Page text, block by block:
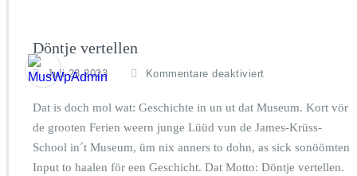
Döntje vertellen
Juli 23,2023 Kommentare deaktiviert
r
n
t
Dat is doch mol wat: Geschichte in un ut dat Museum. Kort vör
de grooten Ferien weern junge Lüüd vun de James-Krüss-
School in´t Museum, üm nix anners to dohn, as sick sonöömten
Input to haalen för een Geschicht. Dat Motto: Döntje vertellen.